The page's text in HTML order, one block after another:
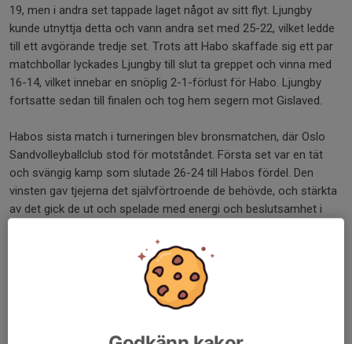
19, men i andra set tappade laget något av sitt flyt. Ljungby
kunde utnyttja detta och vann andra set med 25-22, vilket ledde
till ett avgörande tredje set. Trots att Habo skaffade sig ett par
matchbollar lyckades Ljungby till slut ta greppet och vinna med
16-14, vilket innebar en snöplig 2-1-förlust för Habo. Ljungby
fortsatte sedan till finalen och tog hem segern mot Gislaved.
Habos sista match i turneringen blev bronsmatchen, där Oslo
Sandvolleyballclub stod för motståndet. Första set var en tät
och svängig kamp som slutade 26-24 till Habos fördel. Den
vinsten gav tjejerna det självförtroende de behövde, och stärkta
av det gick de ut och spelade med energi och beslutsamhet i
En välförtjänt bronsmedalj fick följa med hem, som ett kvitto på
en väl genomförd turnering. Habo visade inte bara imponerande
spel på planen, utan även en fantastisk laganda och hade riktigt